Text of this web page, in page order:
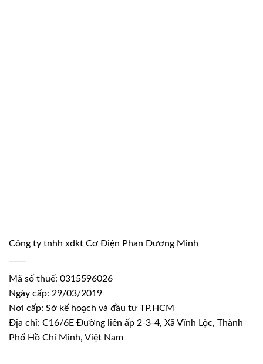
Công ty tnhh xdkt Cơ Điện Phan Dương Minh
Mã số thuế: 0315596026
Ngày cấp: 29/03/2019
Nơi cấp: Sở kế hoạch và đầu tư TP.HCM
Địa chỉ: C16/6E Đường liên ấp 2-3-4, Xã Vĩnh Lộc, Thành
Phố Hồ Chí Minh, Việt Nam